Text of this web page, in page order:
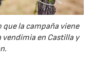
que la campaña viene
vendimia en Castilla y